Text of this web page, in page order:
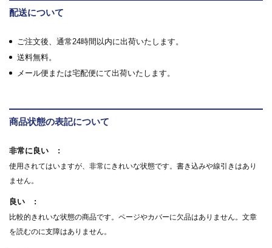
配送について
ご注文後、通常24時間以内に出荷いたします。
送料無料。
メール便または宅配便にて出荷いたします。
商品状態の表記について
非常に良い
使用されてはいますが、非常にきれいな状態です。書き込みや線引きはあり
ません。
良い
比較的きれいな状態の商品です。ページやカバーに欠品はありません。文章
を読むのに支障はありません。